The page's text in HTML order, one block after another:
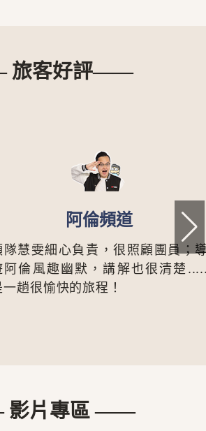
客好評——
責，很照顧團員；導
，講解也很清楚.....
旅程！
賴
解
片專區 ——